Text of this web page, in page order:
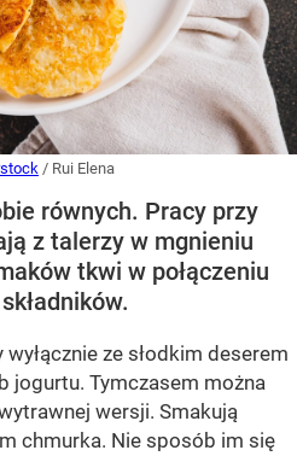
/ Rui Elena
równych. Pracy przy
z talerzy w mgnieniu
tkwi w połączeniu
ze słodkim deserem
jogurtu. Tymczasem można
wersji. Smakują
chmurka. Nie sposób im się